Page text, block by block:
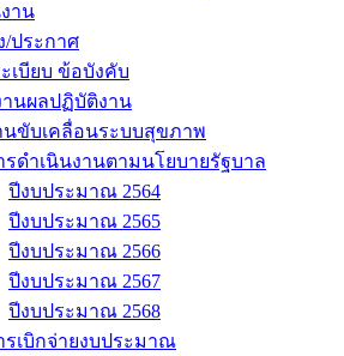
าน
/ประกาศ
เบียบ ข้อบังคับ
านผลปฏิบัติงาน
นขับเคลื่อนระบบสุขภาพ
รดำเนินงานตามนโยบายรัฐบาล
ปีงบประมาณ 2564
ปีงบประมาณ 2565
ปีงบประมาณ 2566
ปีงบประมาณ 2567
ปีงบประมาณ 2568
รเบิกจ่ายงบประมาณ